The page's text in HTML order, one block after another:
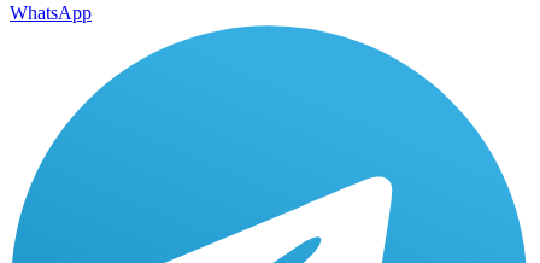
WhatsApp